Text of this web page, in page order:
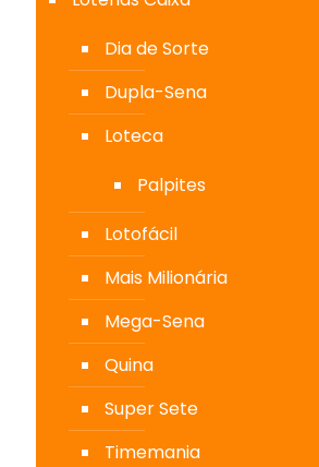
Dia de Sorte
Dupla-Sena
Loteca
Palpites
Lotofácil
Mais Milionária
Mega-Sena
Quina
Super Sete
Timemania